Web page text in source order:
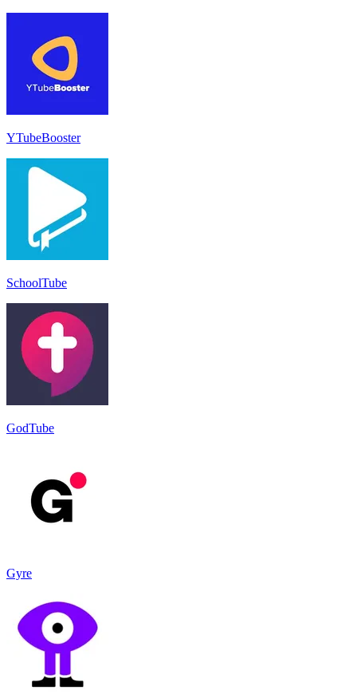
YTubeBooster
SchoolTube
GodTube
Gyre